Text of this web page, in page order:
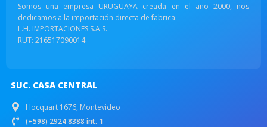
Somos una empresa URUGUAYA creada en el año 2000, nos
dedicamos a la importación directa de fabrica.
L.H. IMPORTACIONES S.A.S.
RUT: 216517090014
SUC. CASA CENTRAL
Hocquart 1676, Montevideo
(+598) 2924 8388 int. 1